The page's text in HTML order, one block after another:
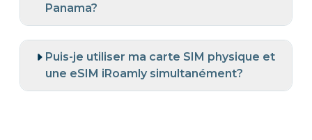
Panama?
Puis-je utiliser ma carte SIM physique et
une eSIM iRoamly simultanément?